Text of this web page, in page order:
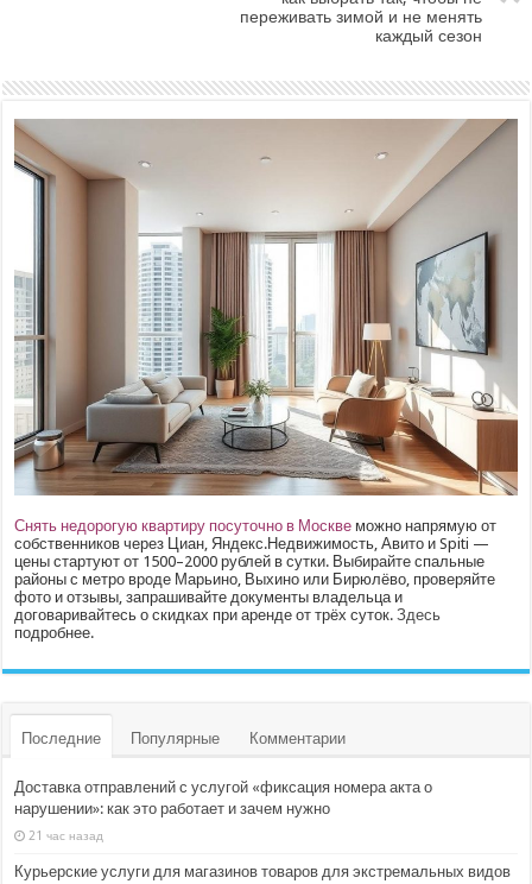
переживать зимой и не менять
каждый сезон
Снять недорогую квартиру посуточно в Москве можно напрямую от
собственников через Циан, Яндекс.Недвижимость, Авито и Spiti —
цены стартуют от 1500–2000 рублей в сутки. Выбирайте спальные
районы с метро вроде Марьино, Выхино или Бирюлёво, проверяйте
фото и отзывы, запрашивайте документы владельца и
договаривайтесь о скидках при аренде от трёх суток.Здесь
подробнее.
Последние Популярные Комментарии
Доставка отправлений с услугой «фиксация номера акта о
нарушении»: как это работает и зачем нужно
21 час назад
Курьерские услуги для магазинов товаров для экстремальных видов